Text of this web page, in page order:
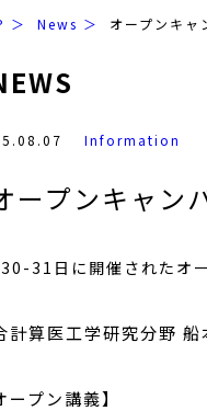
News オープンキ
Information
ープンキャン
31日に開催されたオ
計算医工学研究分野
ープン講義】